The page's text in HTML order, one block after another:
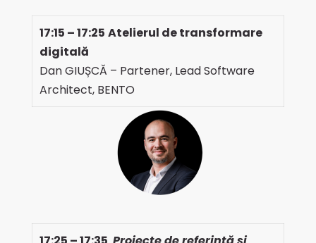
17:15 – 17:25 Atelierul de transformare
digitală
Dan GIUȘCĂ – Partener, Lead Software
Architect, BENTO